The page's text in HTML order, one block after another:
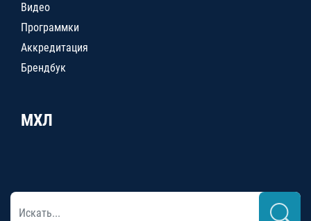
Видео
Программки
Аккредитация
Брендбук
МХЛ